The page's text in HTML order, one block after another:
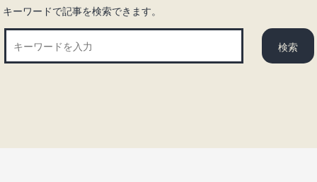
キーワードで記事を検索できます。